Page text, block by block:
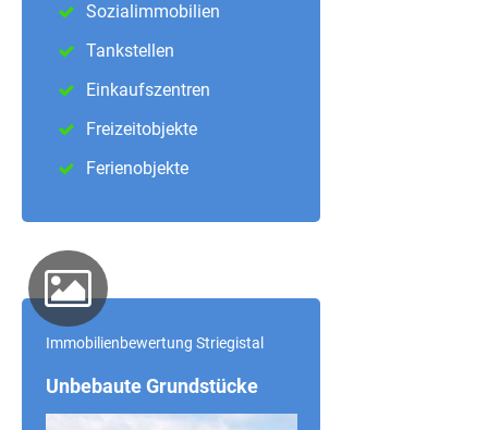
Sozialimmobilien
Tankstellen
Einkaufszentren
Freizeitobjekte
Ferienobjekte
Immobilienbewertung Striegistal
Unbebaute Grundstücke